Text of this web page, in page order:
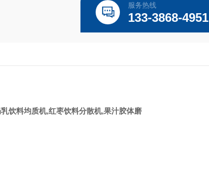
服务热线
133-3868-4951
乳饮料均质机,红枣饮料分散机,果汁胶体磨